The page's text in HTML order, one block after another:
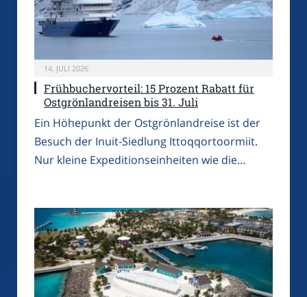
14. JULI 2026
Frühbuchervorteil: 15 Prozent Rabatt für
Ostgrönlandreisen bis 31. Juli
Ein Höhepunkt der Ostgrönlandreise ist der
Besuch der Inuit-Siedlung Ittoqqortoormiit.
Nur kleine Expeditionseinheiten wie die…